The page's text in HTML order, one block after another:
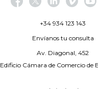
+34 934 123 143
Envíanos tu consulta
Av. Diagonal, 452
Edificio Cámara de Comercio de
Aviso legal